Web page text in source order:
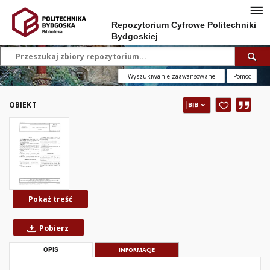
Repozytorium Cyfrowe Politechniki
Bydgoskiej
Wyszukiwanie zaawansowane Pomoc
OBIEKT
Pokaż treść
Pobierz
OPIS INFORMACJE